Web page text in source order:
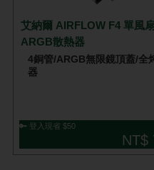
艾納爾 AIRFLOW F4 單風扇 黑
ARGB散熱器
4銅管/ARGB無限鏡頂蓋/全
器
🔑 登入現省 $50
NT$